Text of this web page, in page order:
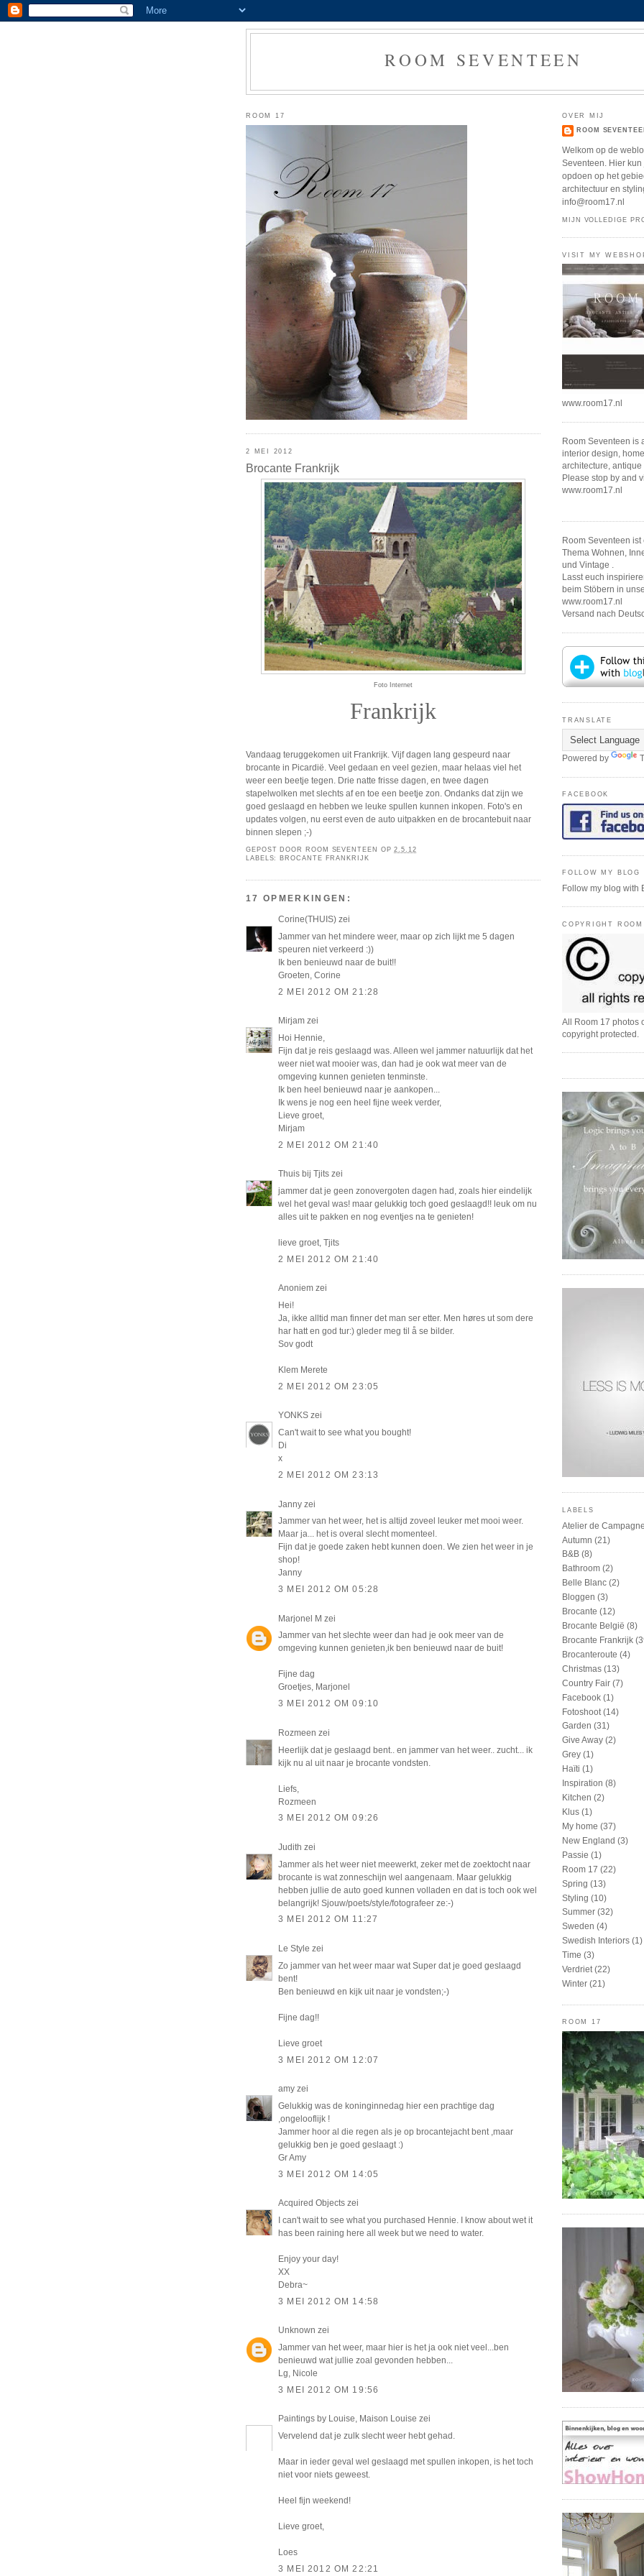
ROOM SEVENTEEN
ROOM 17
2 MEI 2012
Brocante Frankrijk
Foto Internet
Frankrijk
Vandaag teruggekomen uit Frankrijk. Vijf dagen lang gespeurd naar
brocante in Picardië. Veel gedaan en veel gezien, maar helaas viel het
weer een beetje tegen. Drie natte frisse dagen, en twee dagen
stapelwolken met slechts af en toe een beetje zon. Ondanks dat zijn we
goed geslaagd en hebben we leuke spullen kunnen inkopen. Foto's en
updates volgen, nu eerst even de auto uitpakken en de brocantebuit naar
binnen slepen ;-)
GEPOST DOOR ROOM SEVENTEEN OP2.5.12
LABELS: BROCANTE FRANKRIJK
17 OPMERKINGEN:
Corine(THUIS) zei
Jammer van het mindere weer, maar op zich lijkt me 5 dagen
speuren niet verkeerd :))
Ik ben benieuwd naar de buit!!
Groeten, Corine
2 MEI 2012 OM 21:28
Mirjam zei
Hoi Hennie,
Fijn dat je reis geslaagd was. Alleen wel jammer natuurlijk dat het
weer niet wat mooier was, dan had je ook wat meer van de
omgeving kunnen genieten tenminste.
Ik ben heel benieuwd naar je aankopen...
Ik wens je nog een heel fijne week verder,
Lieve groet,
Mirjam
2 MEI 2012 OM 21:40
Thuis bij Tjits zei
jammer dat je geen zonovergoten dagen had, zoals hier eindelijk
wel het geval was! maar gelukkig toch goed geslaagd!! leuk om nu
alles uit te pakken en nog eventjes na te genieten!
lieve groet, Tjits
2 MEI 2012 OM 21:40
Anoniem zei
Hei!
Ja, ikke alltid man finner det man ser etter. Men høres ut som dere
har hatt en god tur:) gleder meg til å se bilder.
Sov godt
Klem Merete
2 MEI 2012 OM 23:05
YONKS zei
Can't wait to see what you bought!
Di
x
2 MEI 2012 OM 23:13
Janny zei
Jammer van het weer, het is altijd zoveel leuker met mooi weer.
Maar ja... het is overal slecht momenteel.
Fijn dat je goede zaken hebt kunnen doen. We zien het weer in je
shop!
Janny
3 MEI 2012 OM 05:28
Marjonel M zei
Jammer van het slechte weer dan had je ook meer van de
omgeving kunnen genieten,ik ben benieuwd naar de buit!
Fijne dag
Groetjes, Marjonel
3 MEI 2012 OM 09:10
Rozmeen zei
Heerlijk dat je geslaagd bent.. en jammer van het weer.. zucht... ik
kijk nu al uit naar je brocante vondsten.
Liefs,
Rozmeen
3 MEI 2012 OM 09:26
Judith zei
Jammer als het weer niet meewerkt, zeker met de zoektocht naar
brocante is wat zonneschijn wel aangenaam. Maar gelukkig
hebben jullie de auto goed kunnen volladen en dat is toch ook wel
belangrijk! Sjouw/poets/style/fotografeer ze:-)
3 MEI 2012 OM 11:27
Le Style zei
Zo jammer van het weer maar wat Super dat je goed geslaagd
bent!
Ben benieuwd en kijk uit naar je vondsten;-)
Fijne dag!!
Lieve groet
3 MEI 2012 OM 12:07
amy zei
Gelukkig was de koninginnedag hier een prachtige dag
,ongelooflijk !
Jammer hoor al die regen als je op brocantejacht bent ,maar
gelukkig ben je goed geslaagt :)
Gr Amy
3 MEI 2012 OM 14:05
Acquired Objects zei
I can't wait to see what you purchased Hennie. I know about wet it
has been raining here all week but we need to water.
Enjoy your day!
XX
Debra~
3 MEI 2012 OM 14:58
Unknown zei
Jammer van het weer, maar hier is het ja ook niet veel...ben
benieuwd wat jullie zoal gevonden hebben...
Lg, Nicole
3 MEI 2012 OM 19:56
Paintings by Louise, Maison Louise zei
Vervelend dat je zulk slecht weer hebt gehad.
Maar in ieder geval wel geslaagd met spullen inkopen, is het toch
niet voor niets geweest.
Heel fijn weekend!
Lieve groet,
Loes
3 MEI 2012 OM 22:21
OVER MIJ
ROOM
Welkom op de
Seventeen. Hier
opdoen op het
architectuur en
info@room17.nl
MIJN VOLLEDIGE
VISIT MY
www.room17.nl
Room Seventeen is
interior design,
architecture,
Please stop by and
www.room17.nl
Room Seventeen
Thema Wohnen,
und Vintage .
Lasst euch
beim Stöbern in
www.room17.nl
Versand nach
TRANSLATE
Powered by
FACEBOOK
FOLLOW MY
Follow my blog with
COPYRIGHT
All Room 17 photos
copyright protected.
LABELS
Atelier de
Autumn (21)
B&B (8)
Bathroom (2)
Belle Blanc (2)
Bloggen (3)
Brocante (12)
Brocante België (8)
Brocante Frankrijk
Brocanteroute (4)
Christmas (13)
Country Fair (7)
Facebook (1)
Fotoshoot (14)
Garden (31)
Give Away (2)
Grey (1)
Haïti (1)
Inspiration (8)
Kitchen (2)
Klus (1)
My home (37)
New England (3)
Passie (1)
Room 17 (22)
Spring (13)
Styling (10)
Summer (32)
Sweden (4)
Swedish Interiors (1)
Time (3)
Verdriet (22)
Winter (21)
ROOM 17